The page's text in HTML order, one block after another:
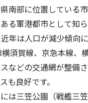
南部に位置している
る軍港都市として知
年は人口が減少傾向に
須賀線、京急本線、
などの交通網が整備
も良好です。
は三笠公園（戦艦三